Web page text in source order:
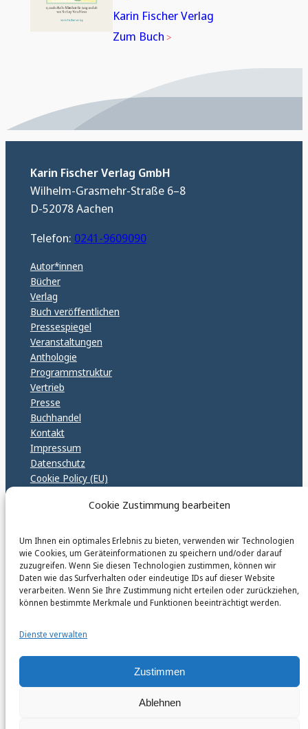
Cookie Zustimmung bearbeiten
Um Ihnen ein optimales Erlebnis zu bieten, verwenden wir Technologien
wie Cookies, um Geräteinformationen zu speichern und/oder darauf
zuzugreifen. Wenn Sie diesen Technologien zustimmen, können wir
Daten wie das Surfverhalten oder eindeutige IDs auf dieser Website
verarbeiten. Wenn Sie Ihre Zustimmung nicht erteilen oder zurückziehen,
können bestimmte Merkmale und Funktionen beeinträchtigt werden.
Dienste verwalten
Zustimmen
Ablehnen
Karin Fischer Verlag
Zum Buch
Karin Fischer Verlag GmbH
Wilhelm-Grasmehr-Straße 6–8
D-52078 Aachen
Telefon: 0241-9609090
Autor*innen
Bücher
Verlag
Buch veröffentlichen
Pressespiegel
Veranstaltungen
Anthologie
Programmstruktur
Vertrieb
Presse
Buchhandel
Kontakt
Impressum
Datenschutz
Cookie Policy (EU)
karinfischerverlag_ac
@karinfischerverlag_ac
Follow
© 2026 by Karin Fischer Verlag GmbH